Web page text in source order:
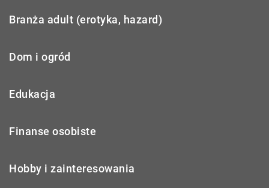
Branża adult (erotyka, hazard)
Dom i ogród
Edukacja
Finanse osobiste
Hobby i zainteresowania